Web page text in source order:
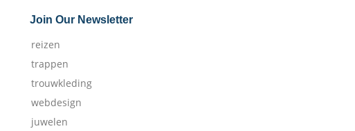
Join Our Newsletter
reizen
trappen
trouwkleding
webdesign
juwelen